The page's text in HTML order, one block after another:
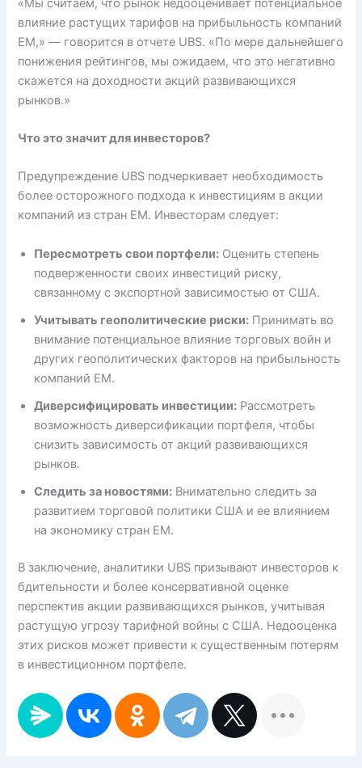
«Мы считаем, что рынок недооценивает потенциальное
влияние растущих тарифов на прибыльность компаний
EM,» — говорится в отчете UBS. «По мере дальнейшего
понижения рейтингов, мы ожидаем, что это негативно
скажется на доходности акций развивающихся
рынков.»
Что это значит для инвесторов?
Предупреждение UBS подчеркивает необходимость
более осторожного подхода к инвестициям в акции
компаний из стран EM. Инвесторам следует:
Пересмотреть свои портфели: Оценить степень
подверженности своих инвестиций риску,
связанному с экспортной зависимостью от США.
Учитывать геополитические риски: Принимать во
внимание потенциальное влияние торговых войн и
других геополитических факторов на прибыльность
компаний EM.
Диверсифицировать инвестиции: Рассмотреть
возможность диверсификации портфеля, чтобы
снизить зависимость от акций развивающихся
рынков.
Следить за новостями: Внимательно следить за
развитием торговой политики США и ее влиянием
на экономику стран EM.
В заключение, аналитики UBS призывают инвесторов к
бдительности и более консервативной оценке
перспектив акции развивающихся рынков, учитывая
растущую угрозу тарифной войны с США. Недооценка
этих рисков может привести к существенным потерям
в инвестиционном портфеле.